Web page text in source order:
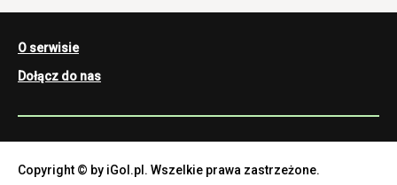
O serwisie
Dołącz do nas
Copyright © by iGol.pl. Wszelkie prawa zastrzeżone.